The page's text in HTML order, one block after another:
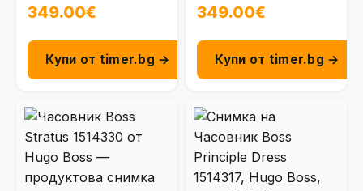
349.00€
Купи от timer.bg →
349.00€
Купи от timer.bg →